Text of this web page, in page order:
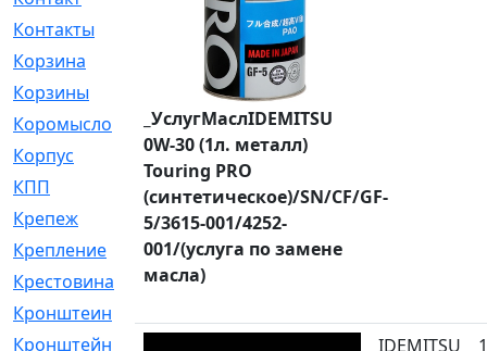
Контакты
[4]
Корзина
[1]
Корзины
[159]
Коромысло
[6]
Корпус
[41]
КПП
[70]
Крепеж
[4]
Крепление
[23]
Крестовина
[309]
Кронштеин
Кронштейн
_УслугМаслIDEMITSU
0W-30 (1л. металл)
Touring PRO
(синтетическое)/SN/CF/GF-
5/3615-001/4252-
001/(услуга по замене
масла)
IDEMITSU 1